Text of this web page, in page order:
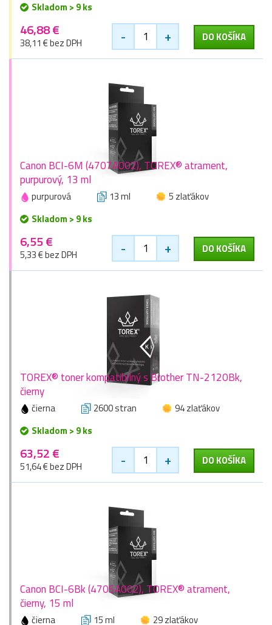
Skladom > 9 ks
46,88 €
38,11 € bez DPH - + DO KOŠÍKA
Canon BCI-6M (4707A002), TOREX® atrament,
purpurový, 13 ml
purpurová 13 ml
5 zlaťákov
Skladom > 9 ks
6,55 €
5,33 € bez DPH - + DO KOŠÍKA
TOREX® toner kompatibilný s Brother TN-2120Bk,
čierny
čierna 2600 stran
94 zlaťákov
Skladom > 9 ks
63,52 €
51,64 € bez DPH - + DO KOŠÍKA
Canon BCI-6Bk (4705A002), TOREX® atrament,
čierny, 15 ml
čierna 15 ml
29 zlaťákov